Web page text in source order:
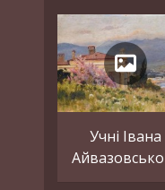
Учні Івана